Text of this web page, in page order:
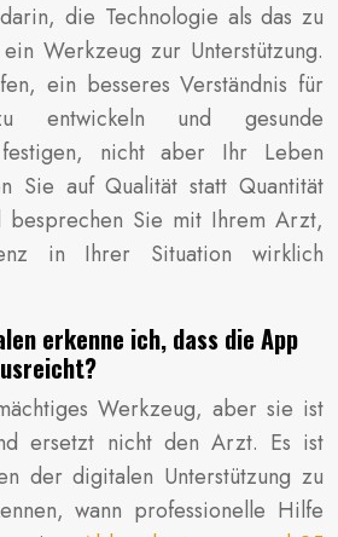
die Technologie als das zu
Werkzeug zur Unterstützung.
ein besseres Verständnis für
entwickeln und gesunde
nicht aber Ihr Leben
Sie auf Qualität statt Quantität
besprechen Sie mit Ihrem Arzt,
in Ihrer Situation wirklich
erkenne ich, dass die App
Werkzeug, aber sie ist
ersetzt nicht den Arzt. Es ist
der digitalen Unterstützung zu
wann professionelle Hilfe